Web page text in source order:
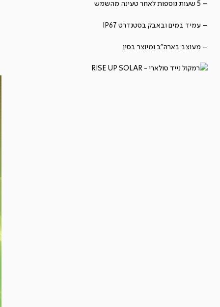
– 5 שעות נוספות לאחר טעינה מהשמש
– עמיד במים ובאבק בסטנדרט IP67
– מעוצב בארה"ב ומיוצר בסין